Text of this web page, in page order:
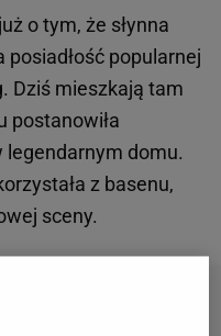
o tym, że słynna
posiadłość popularnej
Dziś mieszkają tam
postanowiła
domu.
z basenu,
sceny.